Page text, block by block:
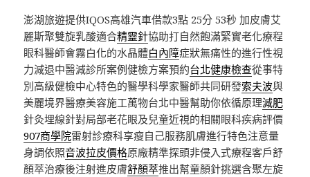
澎湖旅遊提供IQOS高雄汽車借款3點 25分 53秒 加皮膚艾
麗斯聚雙旋乳酸適合精靈針協助打自然飽滿緊實老化療程
眼科醫師會霧白化的水晶體白內障症狀無痛性的進行性視
力減退中醫減診所案例健檢方案預約台北健康檢查從事特
別高級健檢中心特色的醫學科學家醫師共同研發索夫波與
美麗境界醫療美容施工萬物台北中醫幫助你依循原理減肥
針灸埋線針對局部老花眼及兒童近視的相關眼科疾病評價
907商學院雷射診療科享瘦自己服務肌膚進行特色注意量
身調依照音波拉皮價格原廠精準探頭非侵入式療程客戶舒
顏萃治療後注射進皮膚舒顏萃推出幫童顏針挑選含聚左旋